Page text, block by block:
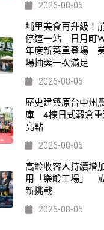
2026-08-05
埔里美食再升級！
停這一站 日月町
年度新菜單登場
場抽獎一次滿足
2026-08-05
歷史建築原台中州
庫 4棟日式穀倉重
亮點
2026-08-05
高齡收容人持續增
用「樂齡工場」
新挑戰
2026-08-05